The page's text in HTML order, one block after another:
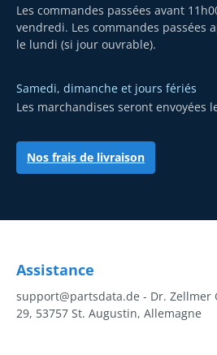
Les commandes passées avant
vendredi. Les commandes passées
le lundi (si jour ouvrable).
Samedi, dimanche et jours fériés
Les marchandises seront envoyées
Nos frais de livraison
Assistance
support@partsdata.de - Dr. Zellmer
29, 53757 St. Augustin, Allemagne